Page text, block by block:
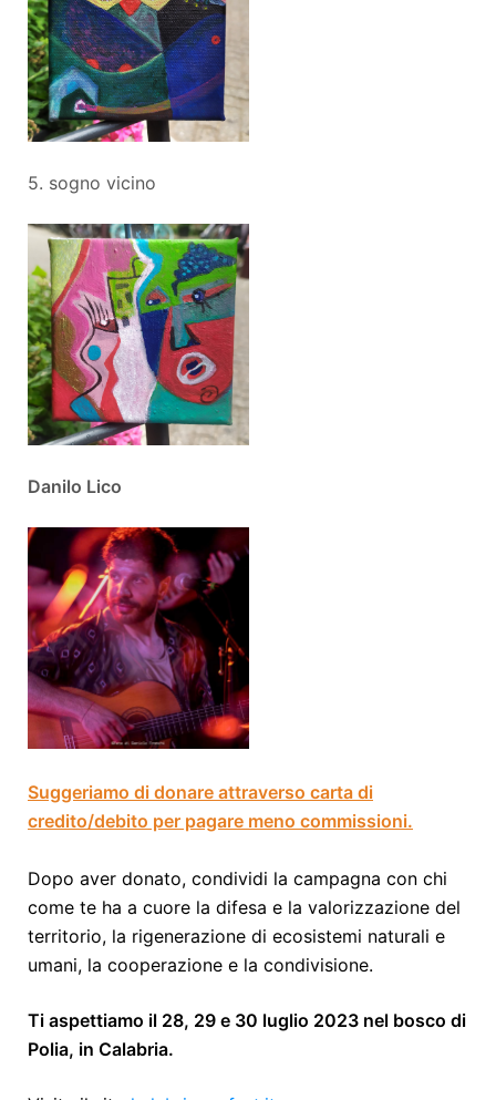
5. sogno vicino
Danilo Lico
Suggeriamo di donare attraverso carta di
credito/debito per pagare meno commissioni.
Dopo aver donato, condividi la campagna con chi
come te ha a cuore la difesa e la valorizzazione del
territorio, la rigenerazione di ecosistemi naturali e
umani, la cooperazione e la condivisione.
Ti aspettiamo il 28, 29 e 30 luglio 2023 nel bosco di
Polia, in Calabria.